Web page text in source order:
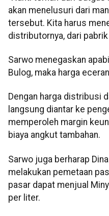
akan menelusuri dari
tersebut. Kita harus
distributornya, dari pabrik
Sarwo menegaskan
Bulog, maka harga
Dengan harga distribusi
langsung diantar ke
memperoleh margin
biaya angkut tambahan.
Sarwo juga berharap
melakukan pemetaan
pasar dapat menjual
per liter.